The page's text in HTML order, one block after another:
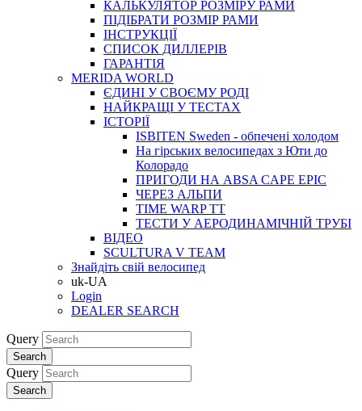
КАЛЬКУЛЯТОР РОЗМIРУ РАМИ
ПІДІБРАТИ РОЗМІР РАМИ
IНСТРУКЦIЇ
СПИСОК ДИЛЛЕРІВ
ГАРАНТIЯ
MERIDA WORLD
ЄДИНI У СВОЄМУ РОДI
НАЙКРАЩІ У ТЕСТАХ
ІСТОРІЇ
ISBITEN Sweden - обпечені холодом
На гірських велосипедах з Юти до
Колорадо
ПРИГОДИ НА ABSA CAPE EPIC
ЧЕРЕЗ АЛЬПИ
TIME WARP TT
ТЕСТИ У АЕРОДИНАМІЧНІЙ ТРУБІ
ВІДЕО
SCULTURA V TEAM
Знайдіть свій велосипед
uk-UA
Login
DEALER SEARCH
Query
Search
Query
Search